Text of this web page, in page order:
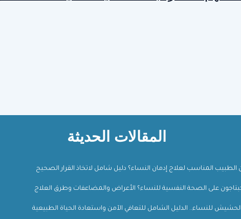
المقالات الحديثة
الطبيب المناسب لعلاج إدمان النساء؟ دليل شامل لاتخاذ القرار الصحيح
على الصحة النفسية للنساء؟ الأعراض والمضاعفات وطرق العلاج
للنساء.. الدليل الشامل للتعافي الآمن واستعادة الحياة الطبيعية